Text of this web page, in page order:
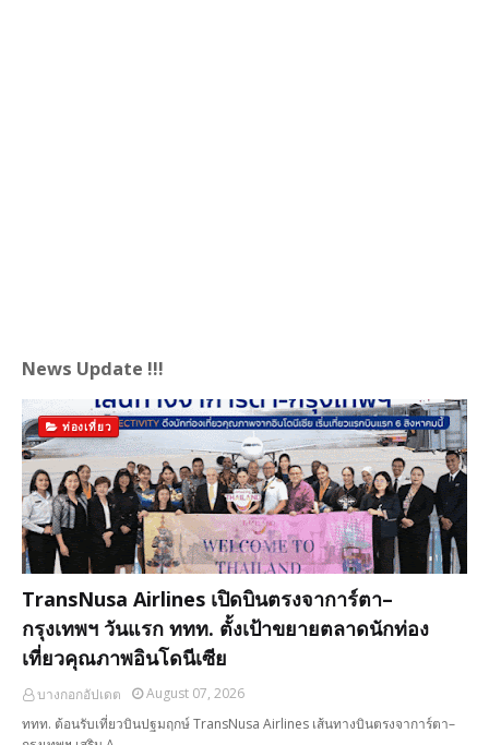
News Update !!!
ท่องเที่ยว
TransNusa Airlines เปิดบินตรงจาการ์ตา–
กรุงเทพฯ วันแรก ททท. ตั้งเป้าขยายตลาดนักท่อง
เที่ยวคุณภาพอินโดนีเซีย
บางกอกอัปเดต
August 07, 2026
ททท. ต้อนรับเที่ยวบินปฐมฤกษ์ TransNusa Airlines เส้นทางบินตรงจาการ์ตา–